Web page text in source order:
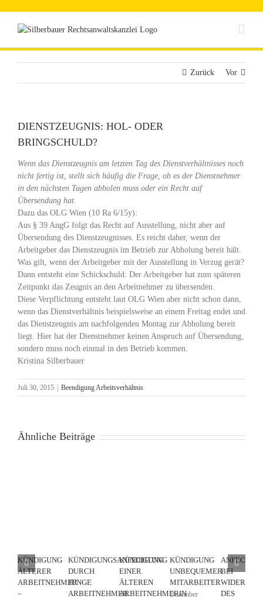
springen
Zurück Vor
DIENSTZEUGNIS: HOL- ODER
BRINGSCHULD?
Wenn das Dienstzeugnis am letzten Tag des Dienstverhältnisses noch
nicht fertig ist, stellt sich häufig die Frage, ob es der Dienstnehmer
in den nächsten Tagen abholen muss oder ein Recht auf
Übersendung hat.
Dazu das OLG Wien (10 Ra 6/15y):
Aus § 39 AngG folgt das Recht auf Ausstellung, nicht aber auf
Übersendung des Dienstzeugnisses. Es reicht daher, wenn der
Arbeitgeber das Dienstzeugnis im Betrieb zur Abholung bereit hält.
Was gilt, wenn der Arbeitgeber mit der Ausstellung in Verzug gerät?
Dann entsteht eine Schickschuld: Der Arbeitgeber hat zum späteren
Zeitpunkt das Zeugnis an den Arbeitnehmer zu übersenden.
Diese Verpflichtung entsteht laut OLG Wien aber nicht schon dann,
wenn das Dienstverhältnis beispielsweise an einem Freitag endet und
das Dienstzeugnis am nachfolgenden Montag zur Abholung bereit
liegt. Hier hat der Dienstnehmer keinen Anspruch auf Übersendung,
sondern muss noch einmal in den Betrieb kommen.
Kristina Silberbauer
Juli 30, 2015 Beendigung Arbeitsverhältnis
Ähnliche Beiträge
KÜNDIGUNG
ÄLTERER
ARBEITNEHMER
–
KÜNDIGUNGSANFECHTUNG
DURCH
JUNGE
ARBEITNEHMER
KÜNDIGUNG
EINER
ÄLTEREN
ARBEITNEHMERIN
KÜNDIGUNG
UNBEQUEMER
MITARBEITER
Dezember
BEI
DES